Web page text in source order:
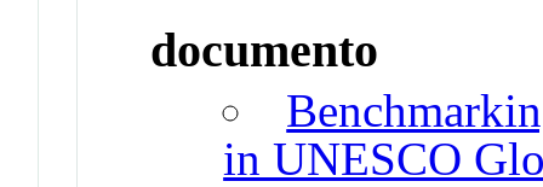
documento
in UNESCO